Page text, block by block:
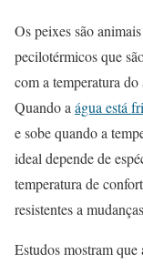
Os peixes são
pecilotérmicos que
com a temperatura
Quando aágua está
e sobe quando a
ideal depende de
temperatura de
resistentes a
Estudos mostram